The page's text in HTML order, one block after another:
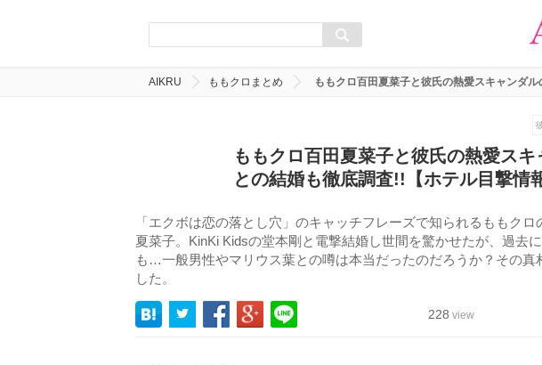
AIKRU ももクロまとめ ももクロ百田夏菜子と彼氏の熱愛スキャンダ
ももクロ百田夏菜子と彼氏の熱愛ス
との結婚も徹底調査!!【ホテル目撃情
「エクボは恋の落とし穴」のキャッチフレーズで知られるももク
夏菜子。KinKi Kidsの堂本剛と電撃結婚し世間を驚かせたが、過去
も…一般男性やマリウス葉との噂は本当だったのだろうか？その真
した。
228 view